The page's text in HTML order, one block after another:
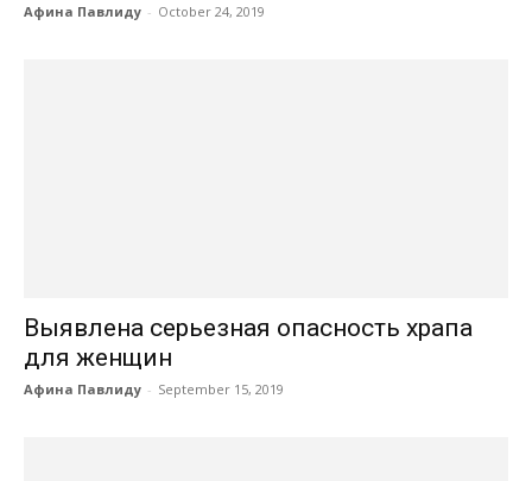
Афина Павлиду - October 24, 2019
Выявлена серьезная опасность храпа
для женщин
Афина Павлиду - September 15, 2019